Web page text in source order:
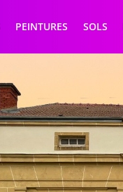
PEINTURES SOLS